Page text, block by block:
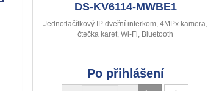
DS-KV6114-MWBE1
Jednotlačítkový IP dveřní interkom, 4MPx kamera,
čtečka karet, Wi-Fi, Bluetooth
Po přihlášení